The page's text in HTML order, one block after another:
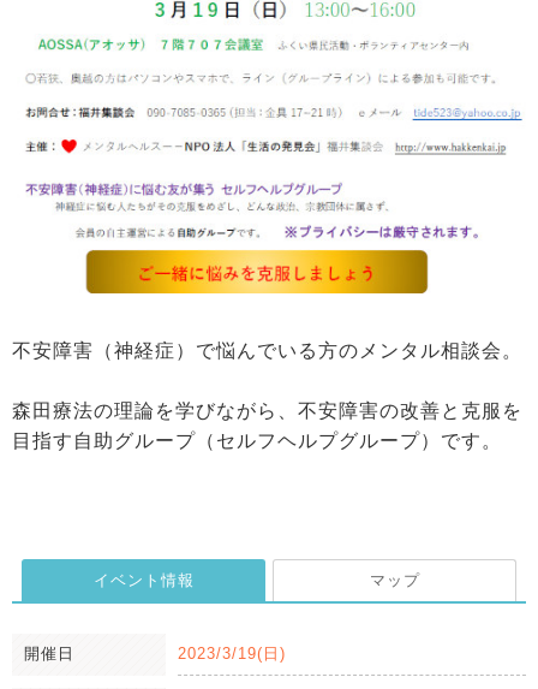
不安障害（神経症）で悩んでいる方のメンタル相談会。
森田療法の理論を学びながら、不安障害の改善と克服を
目指す自助グループ（セルフヘルプグループ）です。
イベント情報 マップ
開催日 2023/3/19(日)